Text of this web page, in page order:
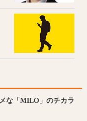
な「MILO」のチカラ